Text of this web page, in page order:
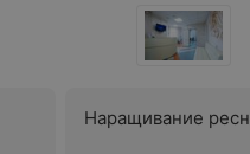
Наращивание